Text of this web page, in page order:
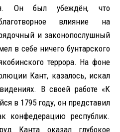
Он был убеждён, что
влияние на
и законопослушный
в себе ничего бунтарского
террора. На фоне
Кант, казалось, искал
В своей работе «К
в 1795 году, он представил
конфедерацию республик.
Канта оказал глубокое